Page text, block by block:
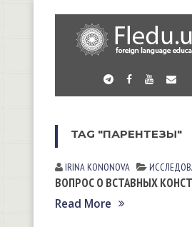
TAG "ПАРЕНТЕЗЫ"
IRINA KONONOVА
ВОПРОС О ВСТАВНЫХ
Read More